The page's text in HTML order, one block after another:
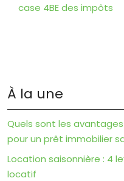
case 4BE des impôts
À la une
Quels sont les
pour un prêt immobilier
Location saisonnière : 4
locatif